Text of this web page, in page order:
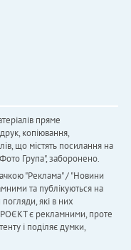
пряме
копіювання,
що містять посилання на
Група", заборонено.
"Реклама" / "Новини
та публікуються на
які в них
є рекламними, проте
і поділяє думки,